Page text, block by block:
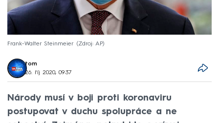
Frank-Walter Steinmeier Zdroj: AP
tom
26. říj 2020, 09:37
Národy musí v boji proti koronaviru
postupovat v duchu spolupráce a ne